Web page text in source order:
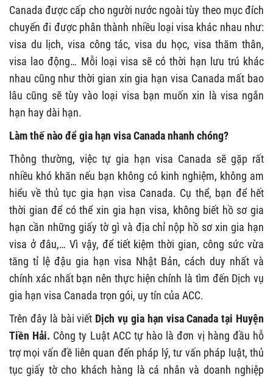
Canada được cấp cho người nước ngoài tùy theo mục đích
chuyến đi được phân thành nhiều loại visa khác nhau như:
visa du lịch, visa công tác, visa du học, visa thăm thân,
visa lao động… Mỗi loại visa sẽ có thời hạn lưu trú khác
nhau cũng như thời gian xin gia hạn visa Canada mất bao
lâu cũng sẽ tùy vào loại visa bạn muốn xin là visa ngắn
hạn hay dài hạn.
Làm thế nào để gia hạn visa Canada nhanh chóng?
Thông thường, việc tự gia hạn visa Canada sẽ gặp rất
nhiều khó khăn nếu bạn không có kinh nghiệm, không am
hiểu về thủ tục gia hạn visa Canada. Cụ thể, bạn để hết
thời gian để có thể xin gia hạn visa, không biết hồ sơ gia
hạn cần những giấy tờ gì và địa chỉ nộp hồ sơ xin gia hạn
visa ở đâu,… Vì vậy, để tiết kiệm thời gian, công sức vừa
tăng tỉ lệ đậu gia hạn visa Nhật Bản, cách duy nhất và
chính xác nhất bạn nên thực hiện chính là tìm đến Dịch vụ
gia hạn visa Canada trọn gói, uy tín của ACC.
Trên đây là bài viết Dịch vụ gia hạn visa Canada tại Huyện
Tiền Hải. Công ty Luật ACC tự hào là đơn vị hàng đầu hỗ
trợ mọi vấn đề liên quan đến pháp lý, tư vấn pháp luật, thủ
tục giấy tờ cho khách hàng là cá nhân và doanh nghiệp